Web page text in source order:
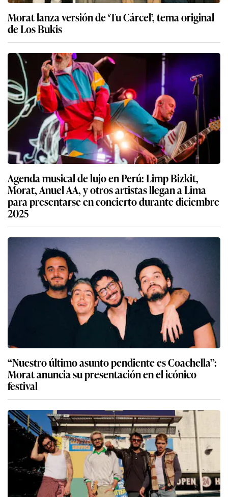
Morat lanza versión de ‘Tu Cárcel’, tema original
de Los Bukis
Agenda musical de lujo en Perú: Limp Bizkit,
Morat, Anuel AA, y otros artistas llegan a Lima
para presentarse en concierto durante diciembre
2025
“Nuestro último asunto pendiente es Coachella”:
Morat anuncia su presentación en el icónico
festival